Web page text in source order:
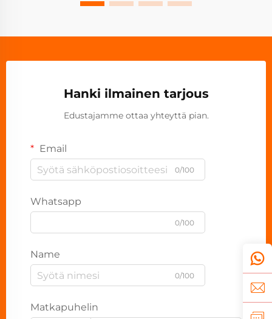
Hanki ilmainen tarjous
Edustajamme ottaa yhteyttä pian.
Email
0/100
Whatsapp
0/100
Name
0/100
Matkapuhelin